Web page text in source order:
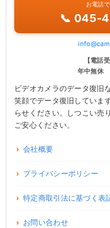
お電話
📞 045-
【電話
年中無休
ビデオカメラのデータ復旧
笑顔でデータ復旧していま
らせください。しつこい売
ご安心ください。
会社概要
プライバシーポリシー
特定商取引法に基づく表
お問い合わせ